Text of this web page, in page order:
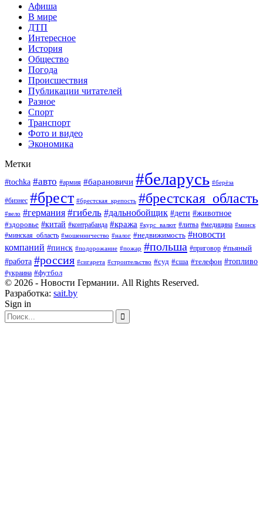
Афиша
В мире
ДТП
Интересное
История
Общество
Погода
Происшествия
Публикации читателей
Разное
Спорт
Транспорт
Фото и видео
Экономика
Метки
#tochka #авто #армия #барановичи #беларусь #берёза
#бизнес #брест #брестская_крепость #брестская_область
#вело #германия #гибель #дальнобойщик #дети #животное
#здоровье #китай #контрабанда #кража #курс_валют #литва #медицина #минск
#минская_область #мошенничество #налог #недвижимость #новости
компаний #пинск #подорожание #пожар #польша #приговор #пьяный
#работа #россия #сигарета #строительство #суд #сша #телефон #топливо
#украина #футбол
© 2026 - Новости Германии. All Rights Reserved.
Разработка: sait.by
Sign in